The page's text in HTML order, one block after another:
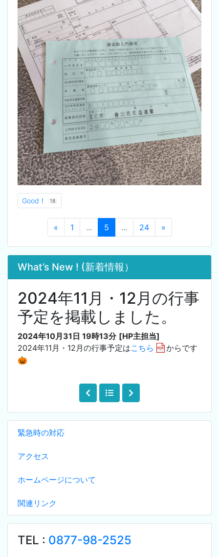
緊急時の対応
アクセス
ホームページについて
関連リンク
TEL : 0877-98-2525
Good！ 18
« 1 ... 5 ... 24 »
What’s New ! (新着情報）
2024年11月・12月の行事
予定を掲載しました。
2024年10月31日 19時13分 [HP主担当]
2024年11月・12月の行事予定はこちら
からです
🎃